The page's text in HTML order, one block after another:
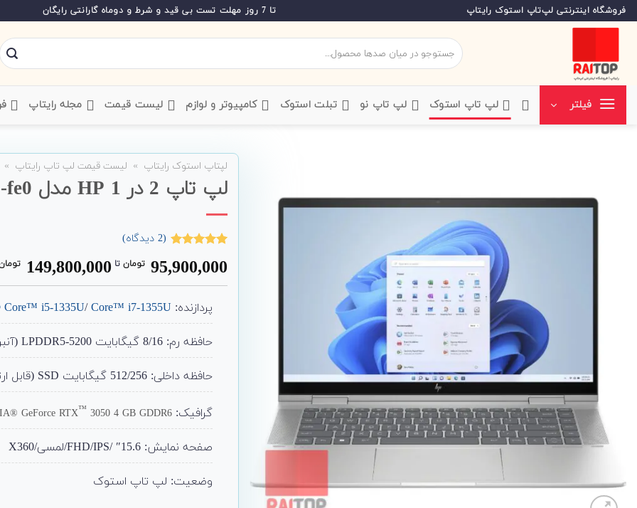
Skip
to
فروشگاه اینترنتی لپ‌تاپ استوک رایتاپ تا 7 روز مهلت تست بی قید و شرط و دوماه گارانتی رایگان
جستجو
برای:
فیلتر ‌لپ تاپ استوک ‌لپ تاپ نو ‌ تبلت استوک ‌ کامپیوتر و لوازم ‌ لیست قیمت ‌ مجله رایتاپ
لپتاپ استوک رایتاپ » لیست قیمت لپ تاپ رایتاپ »
لپ تاپ 2 در 1 HP مدل Envy x360 15-fe0
از 5 امتیاز
مشتری
(
2دیدگاه)
95,900,000 تومان ‌ تا ‌ 149,800,000
پردازنده: /Core™ i7-1355U
حافظه رم: 8/16 گیگابایت LPDDR5-5200 (آنبرد)
حافظه داخلی: 512/256 گیگابایت SSD (قابل ارتقا تا 1ترا)
گرافیک: Intel® Iris® X GeForce RTX™ 3050 4 GB GDDR6
صفحه نمایش: 15.6″ /FHD/IPS/لمسی/X360
وضعیت: لپ تاپ استوک